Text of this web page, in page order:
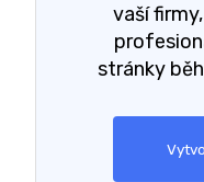
vaší
stránky